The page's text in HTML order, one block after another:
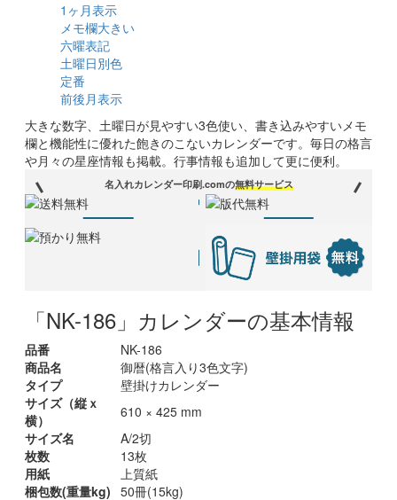
1ヶ月表示
メモ欄大きい
六曜表記
土曜日別色
定番
前後月表示
大きな数字、土曜日が見やすい3色使い、書き込みやすいメモ
欄と機能性に優れた飽きのこないカレンダーです。毎日の格言
や月々の星座情報も掲載。行事情報も追加して更に便利。
名入れカレンダー印刷.comの無料サービス
「NK-186」カレンダーの基本情報
品番
NK-186
商品名
御暦(格言入り3色文字)
タイプ
壁掛けカレンダー
サイズ（縦ｘ
横）
610 × 425 mm
サイズ名
A/2切
枚数
13枚
用紙
上質紙
梱包数(重量kg) 50冊(15kg)